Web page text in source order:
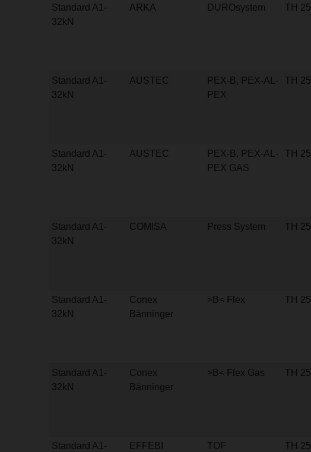
Standard A1-
32kN
ARKA DUROsystem TH 25
Standard A1-
32kN
AUSTEC
PEX-B, PEX-AL-
PEX
TH 25
Standard A1-
32kN
AUSTEC
PEX-B, PEX-AL-
PEX GAS
TH 25
Standard A1-
32kN
COMISA Press System TH 25
Standard A1-
32kN
Conex
Bänninger
>B< Flex TH 25
Standard A1-
32kN
Conex
Bänninger
>B< Flex Gas TH 25
Standard A1-
EFFEBI
TOF
TH 25